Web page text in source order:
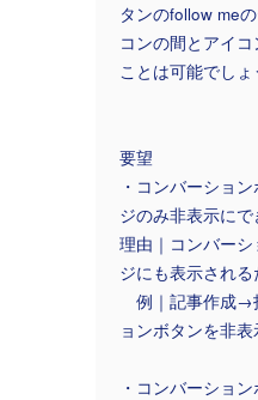
タンのfollow me
コンの間とアイ
ことは可能でしょ
要望
・コンバーショ
ジのみ非表示に
理由｜コンバー
ジにも表示される
例｜記事作成→
ョンボタンを非表
・コンバーショ